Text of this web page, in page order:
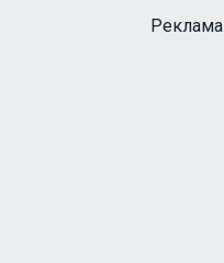
Реклама